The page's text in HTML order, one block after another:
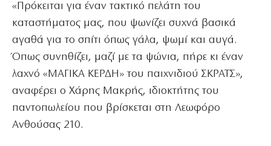
«Πρόκειται για έναν τακτικό πελάτη του
καταστήματος μας, που ψωνίζει συχνά βασικά
αγαθά για το σπίτι όπως γάλα, ψωμί και αυγά.
Όπως συνηθίζει, μαζί με τα ψώνια, πήρε κι έναν
λαχνό «ΜΑΓΙΚΑ ΚΕΡΔΗ» του παιχνιδιού ΣΚΡΑΤΣ»,
αναφέρει ο Χάρης Μακρής, ιδιοκτήτης του
παντοπωλείου που βρίσκεται στη Λεωφόρο
Ανθούσας 210.